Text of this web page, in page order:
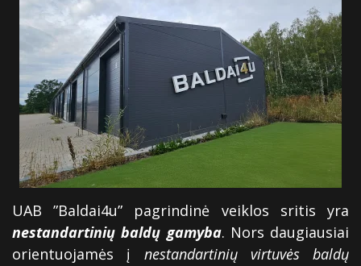
UAB ”Baldai4u” pagrindinė veiklos sritis yra
nestandartinių baldų gamyba. Nors daugiausiai
orientuojamės į nestandartinių virtuvės baldų